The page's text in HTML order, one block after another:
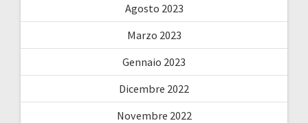
Agosto 2023
Marzo 2023
Gennaio 2023
Dicembre 2022
Novembre 2022